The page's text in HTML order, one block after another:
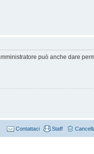
può anche dare
Staff
Contattaci